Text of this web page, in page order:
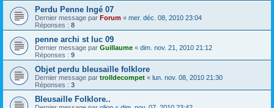
Perdu Penne Ingé 07
Dernier message par Forum « mer. déc. 08, 2010 23:04
Réponses : 8
penne archi st luc 09
Dernier message par Guillaume « dim. nov. 21, 2010 21:12
Réponses : 9
Objet perdu bleusaille folklore
Dernier message par trolldecompet « lun. nov. 08, 2010 21:30
Réponses : 3
Bleusaille Folklore..